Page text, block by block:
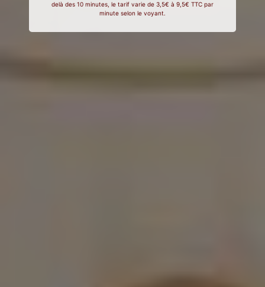
delà des 10 minutes, le tarif varie de 3,5€ à 9,5€ TTC par
minute selon le voyant.